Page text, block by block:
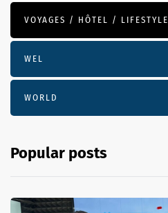
VOYAGES / HÔTEL / LIFESTYLE
WEL
WORLD
Popular posts